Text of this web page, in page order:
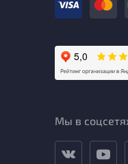
Мы в